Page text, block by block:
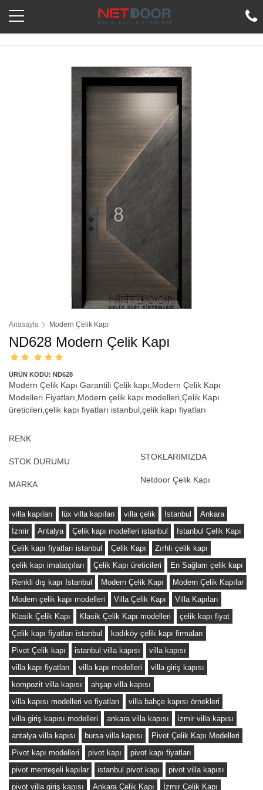
Anasayfa Modern Çelik Kapı
ND628 Modern Çelik Kapı
ÜRÜN KODU: ND628
Modern Çelik Kapı Garantili Çelik kapı,Modern Çelik Kapı
Modelleri Fiyatları,Modern çelik kapı modelleri,Çelik Kapı
üreticileri,çelik kapı fiyatları istanbul,çelik kapı fiyatları
RENK
STOK DURUMU STOKLARIMIZDA
MARKA Netdoor Çelik Kapı
villa kapıları lüx villa kapıları villa çelik İstanbul
Ankara
İzmir
Antalya Çelik kapı modelleri istanbul
İstanbul Çelik Kapı
Çelik kapı fiyatları istanbul
Çelik Kapı
Zırhlı çelik kapı
çelik kapı imalatçıları
Çelik Kapı üreticileri
En Sağlam çelik kapı
Renkli dış kapı İstanbul
Modern Çelik Kapı
Modern Çelik Kapılar
Modern çelik kapı modelleri
Villa Çelik Kapı
Villa Kapıları
Klasik Çelik Kapı
Klasik Çelik Kapı modelleri
çelik kapı fiyat
Çelik kapı fiyatları istanbul
kadıköy çelik kapı firmaları
Pivot Çelik kapı
istanbul villa kapısı
villa kapısı
villa kapı fiyatları
villa kapı modelleri
villa giriş kapısı
kompozit villa kapısı
ahşap villa kapısı
villa kapısı modelleri ve fiyatları
villa bahçe kapısı örnekleri
villa giriş kapısı modelleri
ankara villa kapısı
izmir villa kapısı
antalya villa kapısı
bursa villa kapısı
Pivot Çelik Kapı Modelleri
Pivot kapı modelleri
pivot kapı
pivot kapı fiyatları
pivot menteşeli kapılar
istanbul pivot kapı
pivot villa kapısı
pivot villa giriş kapısı
Ankara Çelik Kapı
İzmir Çelik Kapı